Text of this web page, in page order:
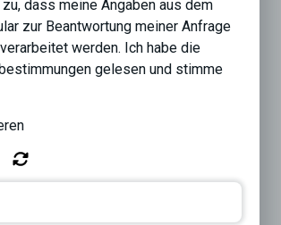
dass meine Angaben aus dem
zur Beantwortung meiner Anfrage
werden. Ich habe die
gelesen und stimme